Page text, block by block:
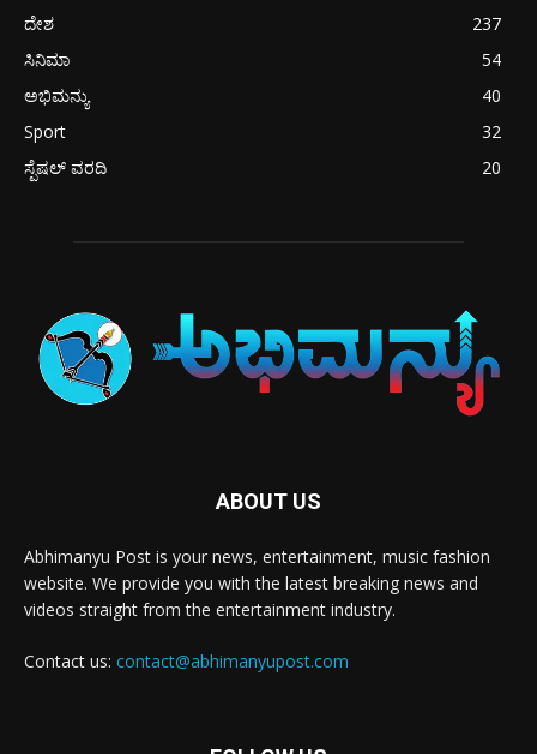
ದೇಶ
237
ಸಿನಿಮಾ
54
ಅಭಿಮನ್ಯು
40
Sport
32
ಸ್ಪೆಷಲ್ ವರದಿ
20
ABOUT US
Abhimanyu Post is your news, entertainment, music fashion
website. We provide you with the latest breaking news and
videos straight from the entertainment industry.
Contact us: contact@abhimanyupost.com